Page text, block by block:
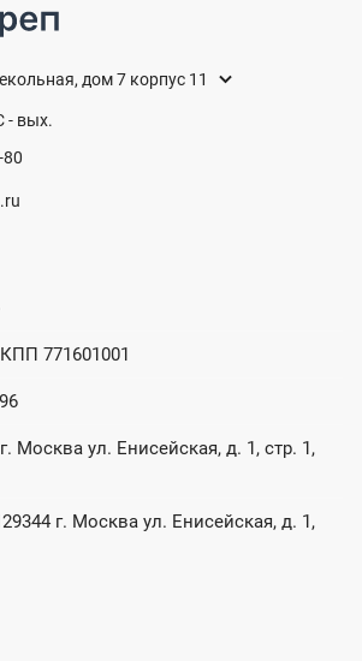
дом 7 корпус 11
- вых.
80
771601001
Москва ул. Енисейская, д. 1, стр. 1,
г. Москва ул. Енисейская, д. 1,